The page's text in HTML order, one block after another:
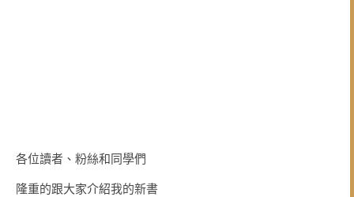
各位讀者、粉絲和同學們
隆重的跟大家介紹我的新書